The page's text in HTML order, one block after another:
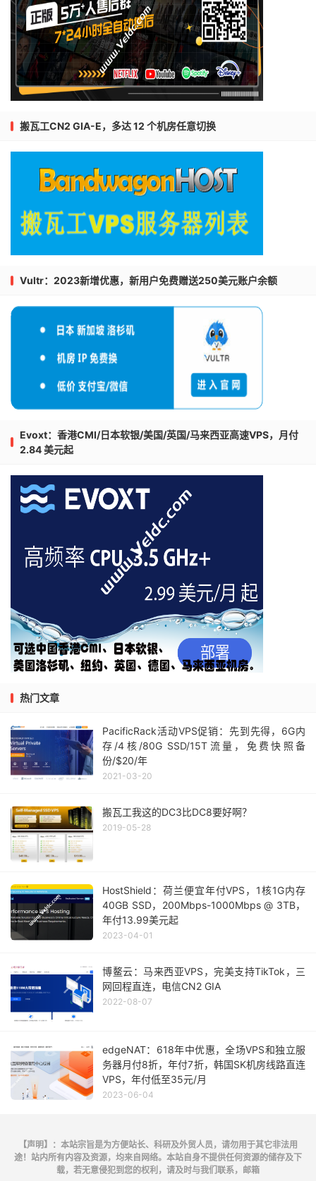
搬瓦工CN2 GIA-E，多达 12 个机房任意切换
Vultr：2023新增优惠，新用户免费赠送250美元账户余额
Evoxt：香港CMI/日本软银/美国/英国/马来西亚高速VPS，月付
2.84 美元起
热门文章
PacificRack活动VPS促销：先到先得，6G内
存/4核/80G SSD/15T流量，免费快照备
份/$20/年
2021-03-20
搬瓦工我这的DC3比DC8要好啊？
2019-05-28
HostShield：荷兰便宜年付VPS，1核1G内存
40GB SSD，200Mbps-1000Mbps @ 3TB，
年付13.99美元起
2023-04-01
博鳌云：马来西亚VPS，完美支持TikTok，三
网回程直连，电信CN2 GIA
2022-08-07
edgeNAT：618年中优惠，全场VPS和独立服
务器月付8折，年付7折，韩国SK机房线路直连
VPS，年付低至35元/月
2023-06-04
【声明】：本站宗旨是为方便站长、科研及外贸人员，请勿用于其它非法用
途！站内所有内容及资源，均来自网络。本站自身不提供任何资源的储存及下
载，若无意侵犯到您的权利，请及时与我们联系，邮箱